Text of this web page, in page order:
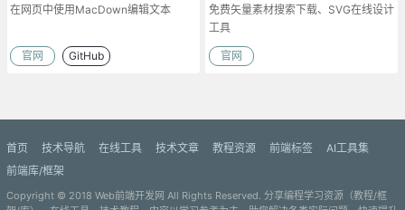
在网页中使用MacDown编辑文本
官网 GitHub
免费矢量素材搜索下载、SVG在线设计
工具
官网
首页 技术导航 在线工具 技术文章 教程资源 前端标签
AI工具集
前端库/框架